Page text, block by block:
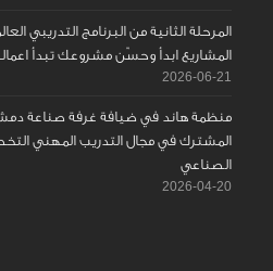
المرحلة الثانية من البرنامج التدريبي
المشاريع ابدأ وحسّن مشروعك تبدأ
2026-06-21
منظمة هاند في ضيافة غرفة صناعة
المشترك في مجال التدريب المهني
الصناعي
2026-04-20